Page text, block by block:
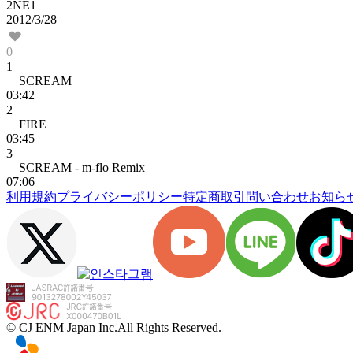
2NE1
2012/3/28
0
1
SCREAM
03:42
2
FIRE
03:45
3
SCREAM - m-flo Remix
07:06
利用規約プライバシーポリシー特定商取引 問い合わせお知ら
© CJ ENM Japan Inc.All Rights Reserved.